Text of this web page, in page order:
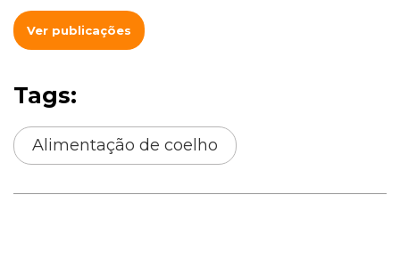
Ver publicações
Tags:
Alimentação de coelho